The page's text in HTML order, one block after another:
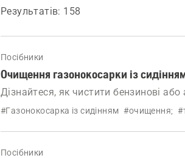
Результатів: 158
Посібники
Очищення газонокосарки із
Дізнайтеся, як чистити бензинові
#Газонокосарка із сидінням #очищення;
Посібники